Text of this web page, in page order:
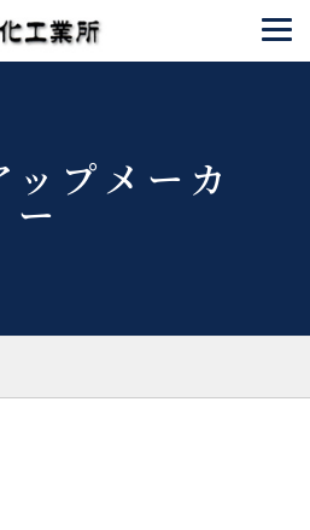
ップメーカ
ー